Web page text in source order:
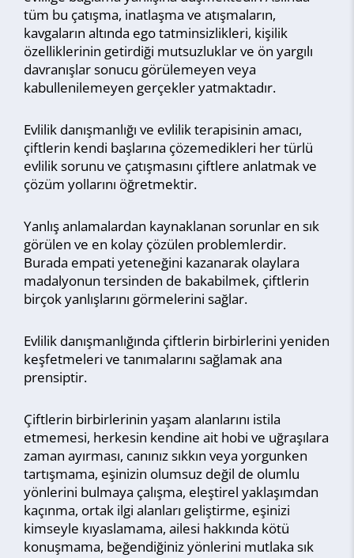
tüm bu çatışma, inatlaşma ve atışmaların,
kavgaların altında ego tatminsizlikleri, kişilik
özelliklerinin getirdiği mutsuzluklar ve ön yargılı
davranışlar sonucu görülemeyen veya
kabullenilemeyen gerçekler yatmaktadır.
Evlilik danışmanlığı ve evlilik terapisinin amacı,
çiftlerin kendi başlarına çözemedikleri her türlü
evlilik sorunu ve çatışmasını çiftlere anlatmak ve
çözüm yollarını öğretmektir.
Yanlış anlamalardan kaynaklanan sorunlar en sık
görülen ve en kolay çözülen problemlerdir.
Burada empati yeteneğini kazanarak olaylara
madalyonun tersinden de bakabilmek, çiftlerin
birçok yanlışlarını görmelerini sağlar.
Evlilik danışmanlığında çiftlerin birbirlerini yeniden
keşfetmeleri ve tanımalarını sağlamak ana
prensiptir.
Çiftlerin birbirlerinin yaşam alanlarını istila
etmemesi, herkesin kendine ait hobi ve uğraşılara
zaman ayırması, canınız sıkkın veya yorgunken
tartışmama, eşinizin olumsuz değil de olumlu
yönlerini bulmaya çalışma, eleştirel yaklaşımdan
kaçınma, ortak ilgi alanları geliştirme, eşinizi
kimseyle kıyaslamama, ailesi hakkında kötü
konuşmama, beğendiğiniz yönlerini mutlaka sık